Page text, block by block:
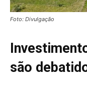
Foto: Divulgação
são